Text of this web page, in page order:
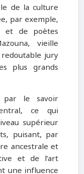
de la culture
par exemple,
et de poètes
vieille
jury
plus grands
par le savoir
ce qui
supérieur
puisant, par
ancestrale et
et de l’art
une influence